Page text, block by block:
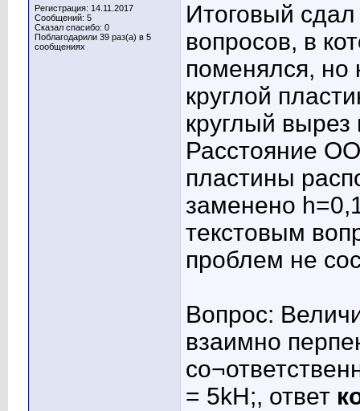
Регистрация: 14.11.2017
Сообщений: 5
Сказал спасибо: 0
Поблагодарили 39 раз(а) в 5
сообщениях
Итоговый
вопросов, в
поменялся, но
круглой
круглый
Расстояние
пластины
заменено
текстовым
проблем не
Вопрос:
взаимно
= 5kH;, ответ